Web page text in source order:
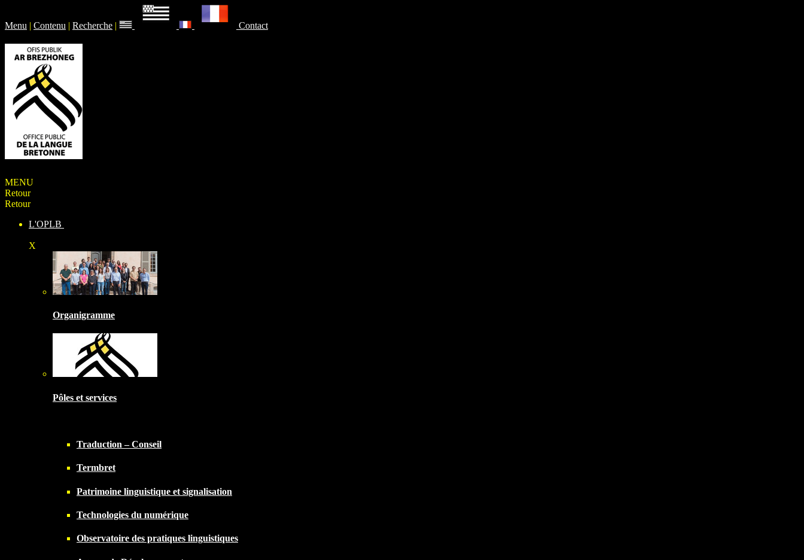
Menu | Contenu | Recherche | Contact
MENU
Retour
Retour
L'OPLB
X
Organigramme
Pôles et services
Traduction – Conseil
Termbret
Patrimoine linguistique et signalisation
Technologies du numérique
Observatoire des pratiques linguistiques